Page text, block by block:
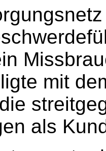
mit
als